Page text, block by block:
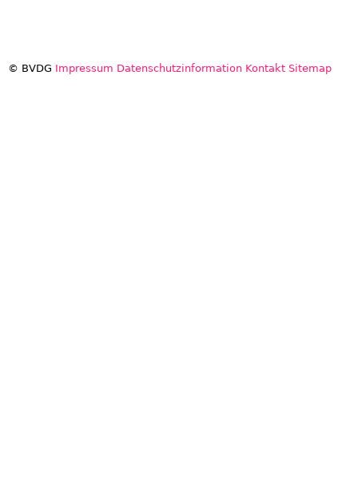
© BVDG Impressum Datenschutzinformation Kontakt Sitemap